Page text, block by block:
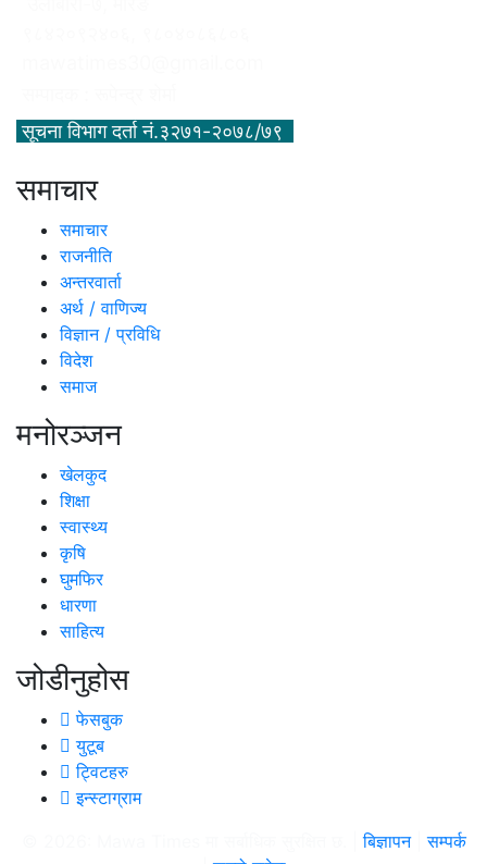
सूचना विभाग दर्ता नं.३२७१-२०७८/७९
समाचार
समाचार
राजनीति
अन्तरवार्ता
अर्थ / वाणिज्य
विज्ञान / प्रविधि
विदेश
समाज
मनोरञ्जन
खेलकुद
शिक्षा
स्वास्थ्य
कृषि
घुमफिर
धारणा
साहित्य
जोडीनुहोस
फेसबुक
युटूब
ट्विटहरु
इन्स्टाग्राम
© 2026: Mawa Times मा सर्बाधिक सुरक्षित छ. |बिज्ञापन|सम्पर्क